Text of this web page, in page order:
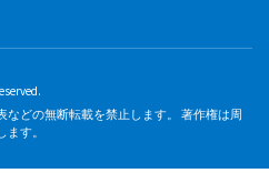
どの無断転載を禁止します。 著作権は周
す。